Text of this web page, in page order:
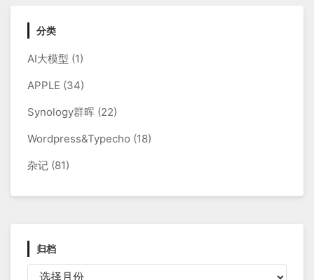
分类
AI大模型 (1)
APPLE (34)
Synology群晖 (22)
Wordpress&Typecho (18)
杂记 (81)
归档